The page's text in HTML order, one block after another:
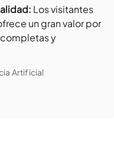
: Los visitantes
un gran valor por
y
Artificial